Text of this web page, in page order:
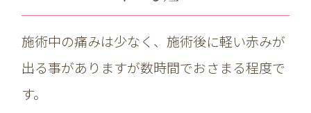
施術中の痛みは少なく、施術後に軽い赤みが
出る事がありますが数時間でおさまる程度で
す。